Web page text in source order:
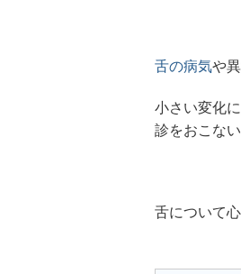
舌の病気や
小さい変化
診をおこな
舌について